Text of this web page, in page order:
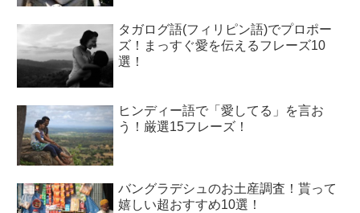
タガログ語(フィリピン語)でプロポー
ズ！まっすぐ愛を伝えるフレーズ10
選！
ヒンディー語で「愛してる」を言お
う！厳選15フレーズ！
バングラデシュのお土産調査！貰って
嬉しい超おすすめ10選！